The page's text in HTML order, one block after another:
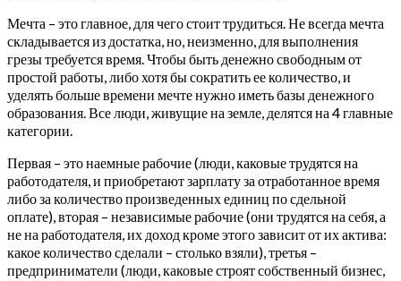
Мечта – это главное, для чего стоит трудиться. Не всегда мечта
складывается из достатка, но, неизменно, для выполнения
грезы требуется время. Чтобы быть денежно свободным от
простой работы, либо хотя бы сократить ее количество, и
уделять больше времени мечте нужно иметь базы денежного
образования. Все люди, живущие на земле, делятся на 4 главные
категории.
Первая – это наемные рабочие (люди, каковые трудятся на
работодателя, и приобретают зарплату за отработанное время
либо за количество произведенных единиц по сдельной
оплате), вторая – независимые рабочие (они трудятся на себя, а
не на работодателя, их доход кроме этого зависит от их актива:
какое количество сделали – столько взяли), третья –
предприниматели (люди, каковые строят собственный бизнес,